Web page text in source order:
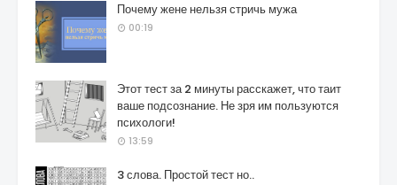
Почему жене нельзя стричь мужа
00:19
Этот тест за 2 минуты расскажет, что таит
ваше подсознание. Не зря им пользуются
психологи!
13:59
3 слова. Простой тест но..